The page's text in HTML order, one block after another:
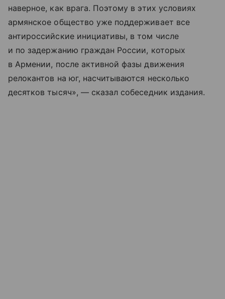
наверное, как врага. Поэтому в этих условиях
армянское общество уже поддерживает все
антироссийские инициативы, в том числе
и по задержанию граждан России, которых
в Армении, после активной фазы движения
релокантов на юг, насчитываются несколько
десятков тысяч», — сказал собеседник издания.